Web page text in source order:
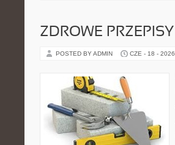
ZDROWE PRZEPISY
POSTED BY ADMIN CZE - 18 - 2026